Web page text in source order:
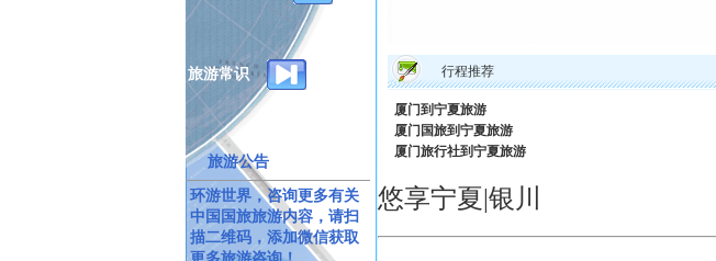
旅游常识
旅游公告
环游世界，咨询更多有关
中国国旅旅游内容，请扫
描二维码，添加微信获取
行程推荐
厦门到宁夏旅游
厦门国旅到宁夏旅游
厦门旅行社到宁夏旅游
悠享宁夏|银川